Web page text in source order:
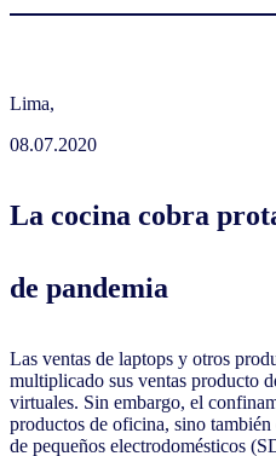
Lima,
08.07.2020
La cocina cobra
de pandemia
Las ventas de laptops y otros
multiplicado sus ventas producto
virtuales. Sin embargo, el
productos de oficina, sino también
de pequeños electrodomésticos